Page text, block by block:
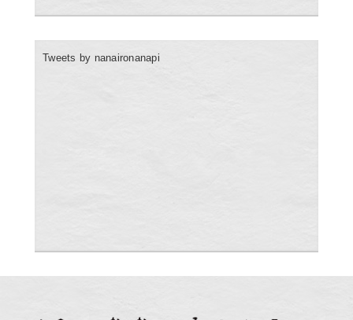
Tweets by nanaironanapi